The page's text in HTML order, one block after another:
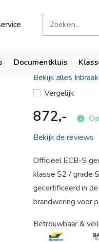
Documentkluis
onze showroom
De Raat
Bekijk alles
Vergelijk
872,-
Bekijk de reviews
Officieel ECB-S
klasse S2 / grade
gecertificeerd in
brandwering voor
Betrouwbaar &